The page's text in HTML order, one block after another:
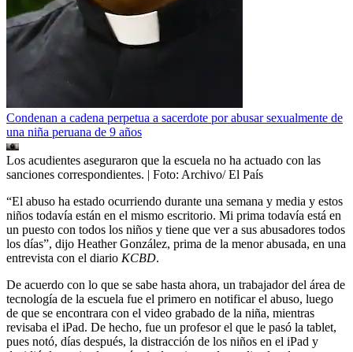
Condenan a cadena perpetua a sacerdote por abusar sexualmente de
una niña peruana de 9 años
Los acudientes aseguraron que la escuela no ha actuado con las
sanciones correspondientes. | Foto: Archivo/ El País
“El abuso ha estado ocurriendo durante una semana y media y estos
niños todavía están en el mismo escritorio. Mi prima todavía está en
un puesto con todos los niños y tiene que ver a sus abusadores todos
los días”, dijo Heather González, prima de la menor abusada, en una
entrevista con el diario KCBD.
De acuerdo con lo que se sabe hasta ahora, un trabajador del área de
tecnología de la escuela fue el primero en notificar el abuso, luego
de que se encontrara con el video grabado de la niña, mientras
revisaba el iPad. De hecho, fue un profesor el que le pasó la tablet,
pues notó, días después, la distracción de los niños en el iPad y